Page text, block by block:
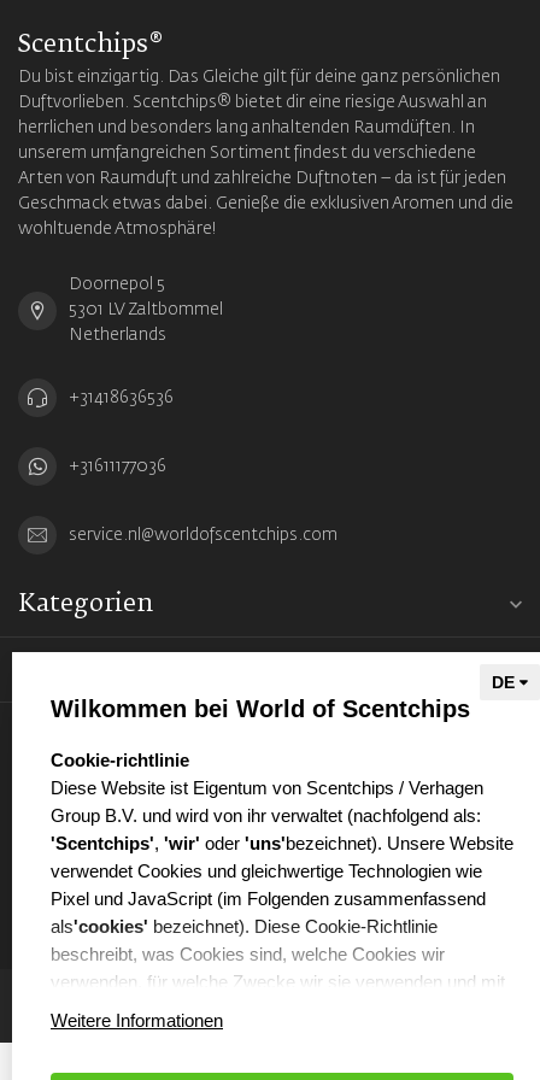
Scentchips®
Du bist einzigartig. Das Gleiche gilt für deine ganz persönlichen
Duftvorlieben. Scentchips® bietet dir eine riesige Auswahl an
herrlichen und besonders lang anhaltenden Raumdüften. In
unserem umfangreichen Sortiment findest du verschiedene
Arten von Raumduft und zahlreiche Duftnoten – da ist für jeden
Geschmack etwas dabei. Genieße die exklusiven Aromen und die
wohltuende Atmosphäre!
Doornepol 5
5301 LV Zaltbommel
Netherlands
+31418636536
+31611177036
service.nl@worldofscentchips.com
Kategorien
Wilkommen bei World of Scentchips
select language
Cookie-richtlinie
Diese Website ist Eigentum von Scentchips / Verhagen
Group B.V. und wird von ihr verwaltet (nachfolgend als:
'Scentchips', 'wir' oder 'uns'bezeichnet). Unsere Website
verwendet Cookies und gleichwertige Technologien wie
Pixel und JavaScript (im Folgenden zusammenfassend
als'cookies' bezeichnet). Diese Cookie-Richtlinie
beschreibt, was Cookies sind, welche Cookies wir
verwenden, für welche Zwecke wir sie verwenden und mit
welchen Partnern wir dabei zusammenarbeiten.
Weitere Informationen